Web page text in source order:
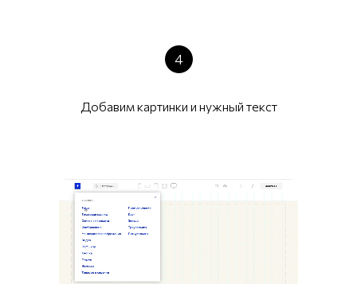
4
Добавим картинки и нужный текст